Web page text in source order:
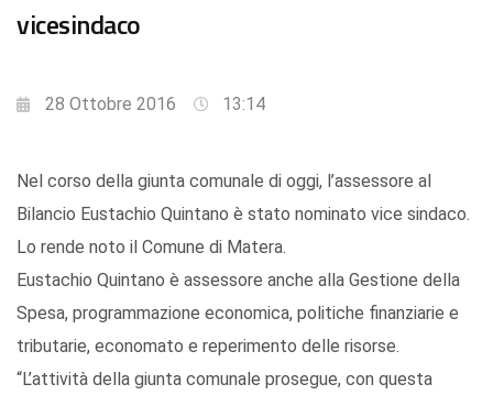
vicesindaco
28 Ottobre 2016 13:14
Nel corso della giunta comunale di oggi, l’assessore al
Bilancio Eustachio Quintano è stato nominato vice sindaco.
Lo rende noto il Comune di Matera.
Eustachio Quintano è assessore anche alla Gestione della
Spesa, programmazione economica, politiche finanziarie e
tributarie, economato e reperimento delle risorse.
“L’attività della giunta comunale prosegue, con questa